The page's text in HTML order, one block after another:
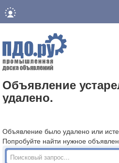
Объявление
удалено.
Объявление было удалено или
Попробуйте найти нужное